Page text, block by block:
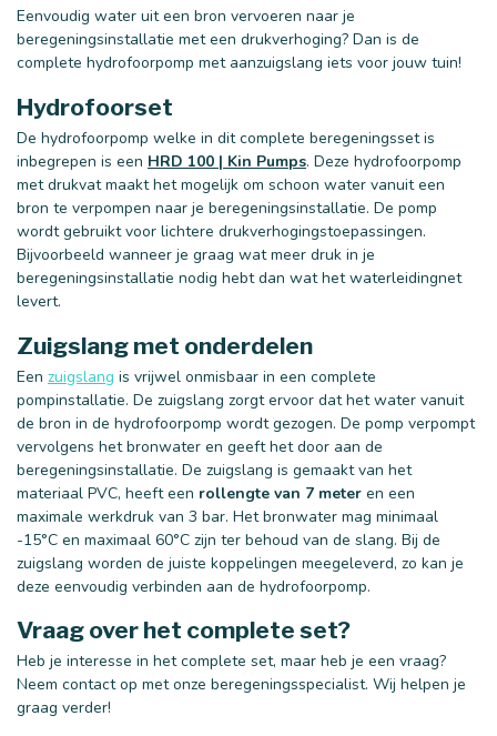
Eenvoudig water uit een bron vervoeren naar je
beregeningsinstallatie met een drukverhoging? Dan is de
complete hydrofoorpomp met aanzuigslang iets voor jouw tuin!
Hydrofoorset
De hydrofoorpomp welke in dit complete beregeningsset is
inbegrepen is een HRD 100 | Kin Pumps. Deze hydrofoorpomp
met drukvat maakt het mogelijk om schoon water vanuit een
bron te verpompen naar je beregeningsinstallatie. De pomp
wordt gebruikt voor lichtere drukverhogingstoepassingen.
Bijvoorbeeld wanneer je graag wat meer druk in je
beregeningsinstallatie nodig hebt dan wat het waterleidingnet
levert.
Zuigslang met onderdelen
Een zuigslang is vrijwel onmisbaar in een complete
pompinstallatie. De zuigslang zorgt ervoor dat het water vanuit
de bron in de hydrofoorpomp wordt gezogen. De pomp verpompt
vervolgens het bronwater en geeft het door aan de
beregeningsinstallatie. De zuigslang is gemaakt van het
materiaal PVC, heeft een rollengte van 7 meter en een
maximale werkdruk van 3 bar. Het bronwater mag minimaal
-15°C en maximaal 60°C zijn ter behoud van de slang. Bij de
zuigslang worden de juiste koppelingen meegeleverd, zo kan je
deze eenvoudig verbinden aan de hydrofoorpomp.
Vraag over het complete set?
Heb je interesse in het complete set, maar heb je een vraag?
Neem contact op met onze beregeningsspecialist. Wij helpen je
graag verder!